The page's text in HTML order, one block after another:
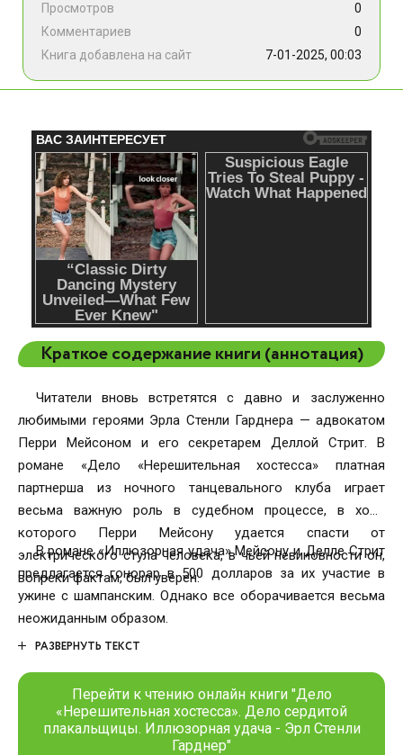
Просмотров
0
Комментариев
0
Книга добавлена на сайт
7-01-2025, 00:03
Краткое содержание книги (аннотация)
Читатели вновь встретятся с давно и заслуженно
любимыми героями Эрла Стенли Гарднера — адвокатом
Перри Мейсоном и его секретарем Деллой Стрит. В
романе «Дело «Нерешительная хостесса» платная
партнерша из ночного танцевального клуба играет
весьма важную роль в судебном процессе, в ходе
которого Перри Мейсону удается спасти от
электрического стула человека, в чьей невиновности он,
вопреки фактам, был уверен.
В романе «Иллюзорная удача» Мейсону и Делле Стрит
предлагается гонорар в 500 долларов за их участие в
ужине с шампанским. Однако все оборачивается весьма
неожиданным образом.
РАЗВЕРНУТЬ ТЕКСТ
Перейти к чтению онлайн книги "Дело
«Нерешительная хостесса». Дело сердитой
плакальщицы. Иллюзорная удача - Эрл Стенли
Гарднер"